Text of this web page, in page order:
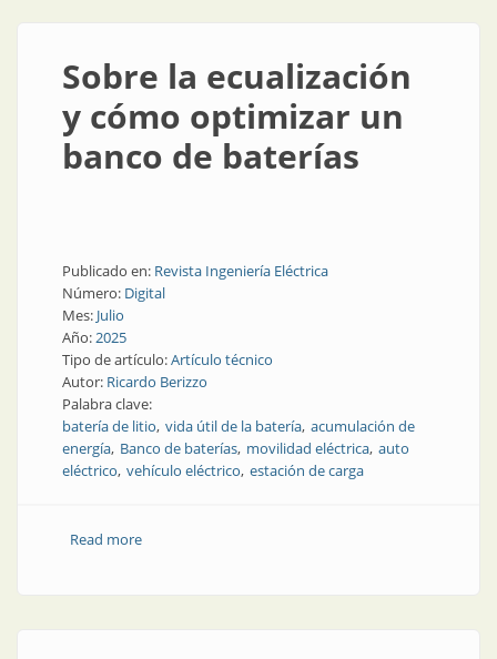
Sobre la ecualización
y cómo optimizar un
banco de baterías
Publicado en: Revista Ingeniería Eléctrica
Número: Digital
Mes: Julio
Año:2025
Tipo de artículo:Artículo técnico
Autor: Ricardo Berizzo
Palabra clave:
batería de litio vida útil de la batería acumulación de
energía Banco de baterías movilidad eléctrica auto
eléctrico vehículo eléctrico estación de carga
Read moreabout Sobre la ecualización y cómo optimizar un